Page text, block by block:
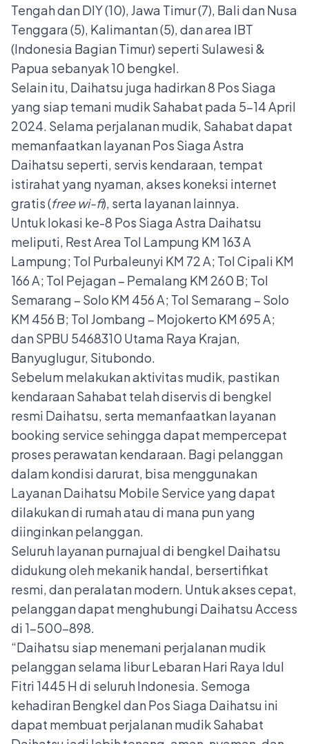
Tengah dan DIY (10), Jawa Timur (7), Bali dan Nusa
Tenggara (5), Kalimantan (5), dan area IBT
(Indonesia Bagian Timur) seperti Sulawesi &
Papua sebanyak 10 bengkel.
Selain itu, Daihatsu juga hadirkan 8 Pos Siaga
yang siap temani mudik Sahabat pada 5-14 April
2024. Selama perjalanan mudik, Sahabat dapat
memanfaatkan layanan Pos Siaga Astra
Daihatsu seperti, servis kendaraan, tempat
istirahat yang nyaman, akses koneksi internet
gratis (free wi-fi), serta layanan lainnya.
Untuk lokasi ke-8 Pos Siaga Astra Daihatsu
meliputi, Rest Area Tol Lampung KM 163 A
Lampung; Tol Purbaleunyi KM 72 A; Tol Cipali KM
166 A; Tol Pejagan – Pemalang KM 260 B; Tol
Semarang – Solo KM 456 A; Tol Semarang – Solo
KM 456 B; Tol Jombang – Mojokerto KM 695 A;
dan SPBU 5468310 Utama Raya Krajan,
Banyuglugur, Situbondo.
Sebelum melakukan aktivitas mudik, pastikan
kendaraan Sahabat telah diservis di bengkel
resmi Daihatsu, serta memanfaatkan layanan
booking service sehingga dapat mempercepat
proses perawatan kendaraan. Bagi pelanggan
dalam kondisi darurat, bisa menggunakan
Layanan Daihatsu Mobile Service yang dapat
dilakukan di rumah atau di mana pun yang
diinginkan pelanggan.
Seluruh layanan purnajual di bengkel Daihatsu
didukung oleh mekanik handal, bersertifikat
resmi, dan peralatan modern. Untuk akses cepat,
pelanggan dapat menghubungi Daihatsu Access
di 1-500-898.
“Daihatsu siap menemani perjalanan mudik
pelanggan selama libur Lebaran Hari Raya Idul
Fitri 1445 H di seluruh Indonesia. Semoga
kehadiran Bengkel dan Pos Siaga Daihatsu ini
dapat membuat perjalanan mudik Sahabat